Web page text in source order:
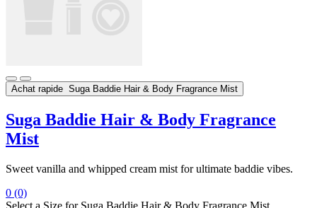
Achat rapide Suga Baddie Hair & Body Fragrance Mist
Suga Baddie Hair & Body Fragrance
Mist
Sweet vanilla and whipped cream mist for ultimate baddie vibes.
0 (0)
Select a Size for Suga Baddie Hair & Body Fragrance Mist